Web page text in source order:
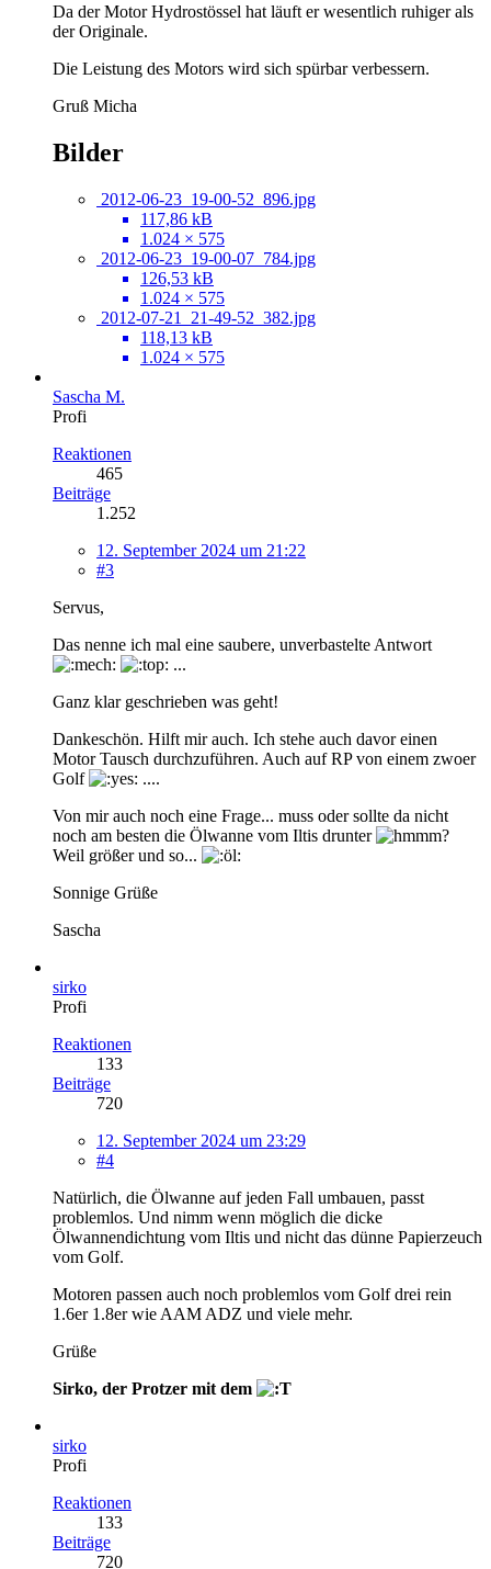
Da der Motor Hydrostössel hat läuft er wesentlich ruhiger als
der Originale.
Die Leistung des Motors wird sich spürbar verbessern.
Gruß Micha
Bilder
2012-06-23_19-00-52_896.jpg
117,86 kB
1.024 × 575
2012-06-23_19-00-07_784.jpg
126,53 kB
1.024 × 575
2012-07-21_21-49-52_382.jpg
118,13 kB
1.024 × 575
Sascha M.
Profi
Reaktionen
465
Beiträge
1.252
12. September 2024 um 21:22
#3
Servus,
Das nenne ich mal eine saubere, unverbastelte Antwort
...
Ganz klar geschrieben was geht!
Dankeschön. Hilft mir auch. Ich stehe auch davor einen
Motor Tausch durchzuführen. Auch auf RP von einem zwoer
Golf
....
Von mir auch noch eine Frage... muss oder sollte da nicht
noch am besten die Ölwanne vom Iltis drunter
?
Weil größer und so...
Sonnige Grüße
Sascha
sirko
Profi
Reaktionen
133
Beiträge
720
12. September 2024 um 23:29
#4
Natürlich, die Ölwanne auf jeden Fall umbauen, passt
problemlos. Und nimm wenn möglich die dicke
Ölwannendichtung vom Iltis und nicht das dünne Papierzeuch
vom Golf.
Motoren passen auch noch problemlos vom Golf drei rein
1.6er 1.8er wie AAM ADZ und viele mehr.
Grüße
Sirko, der Protzer mit dem
sirko
Profi
Reaktionen
133
Beiträge
720